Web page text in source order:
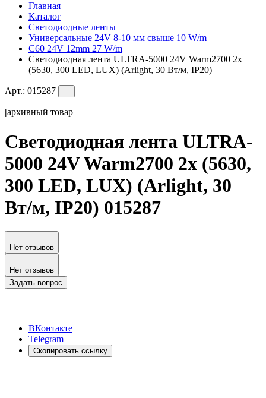
Главная
Каталог
Светодиодные ленты
Универсальные 24V 8-10 мм свыше 10 W/m
C60 24V 12mm 27 W/m
Светодиодная лента ULTRA-5000 24V Warm2700 2x
(5630, 300 LED, LUX) (Arlight, 30 Вт/м, IP20)
Арт.: 015287
|архивный товар
Светодиодная лента ULTRA-
5000 24V Warm2700 2x (5630,
300 LED, LUX) (Arlight, 30
Вт/м, IP20) 015287
Нет отзывов
Нет отзывов
Задать вопрос
ВКонтакте
Telegram
Скопировать ссылку